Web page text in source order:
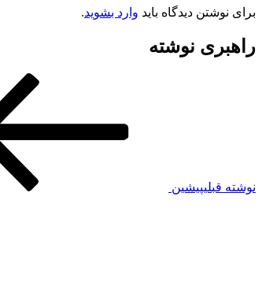
برای نوشتن دیدگاه باید وارد بشوید.
راهبری نوشته
نوشته قبلیپیشین